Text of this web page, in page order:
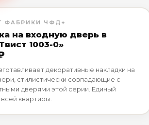
ФАБРИКИ ЧФД+
на входную дверь в
1003-0»
декоративные накладки на
стилистически совпадающие с
дверями этой серии. Единый
квартиры.